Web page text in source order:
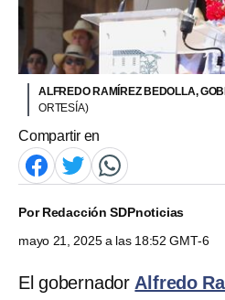
ALFREDO RAMÍREZ BEDOLLA,
ORTESÍA)
Compartir en
PorRedacción SDPnoticias
mayo 21, 2025 a las 18:52 GMT-6
El gobernador Alfredo